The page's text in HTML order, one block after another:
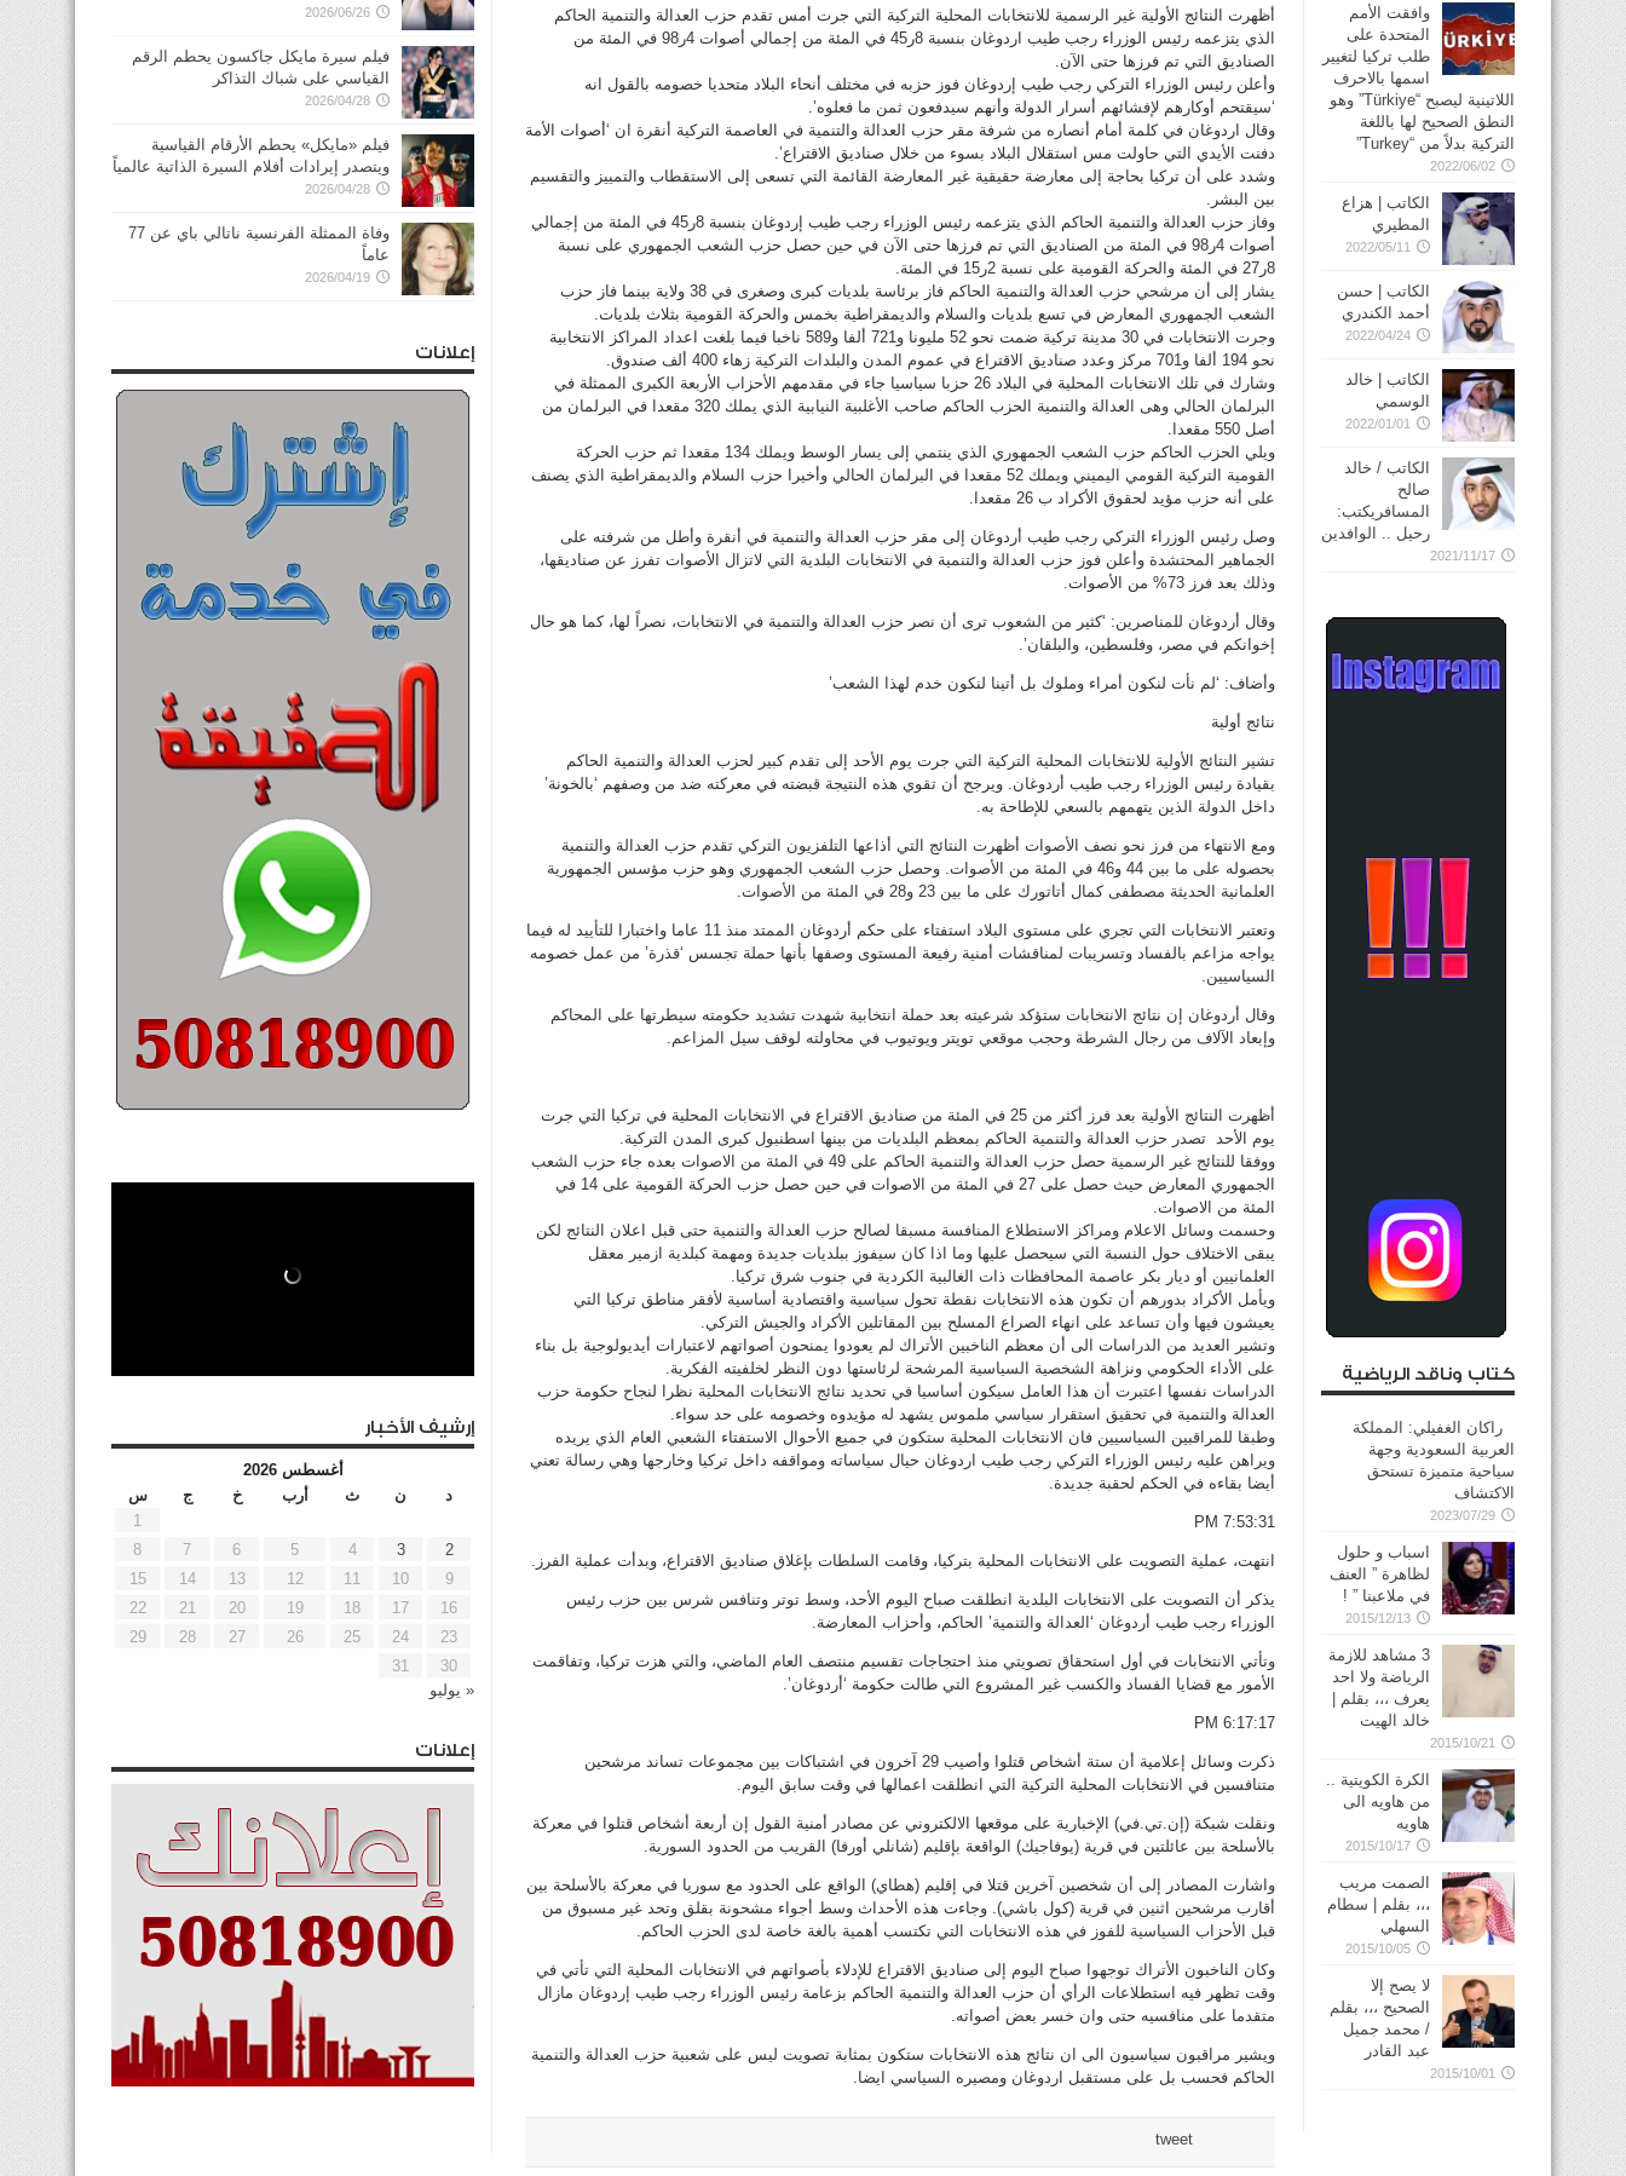
أظهرت النتائج الأولية غير الرسمية للانتخابات المحلية التركية التي جرت أمس تقدم حزب العدالة والتنمية الحاكم
الذي يتزعمه رئيس الوزراء رجب طيب اردوغان بنسبة 8ر45 في المئة من إجمالي أصوات 4ر98 في المئة من
الصناديق التي تم فرزها حتى الآن.
وأعلن رئيس الوزراء التركي رجب طيب إردوغان فوز حزبه في مختلف أنحاء البلاد متحديا خصومه بالقول انه
‘سيقتحم أوكارهم لإفشائهم أسرار الدولة وأنهم سيدفعون ثمن ما فعلوه’.
وقال اردوغان في كلمة أمام أنصاره من شرفة مقر حزب العدالة والتنمية في العاصمة التركية أنقرة ان ‘أصوات الأمة
دفنت الأيدي التي حاولت مس استقلال البلاد بسوء من خلال صناديق الاقتراع’.
وشدد على أن تركيا بحاجة إلى معارضة حقيقية غير المعارضة القائمة التي تسعى إلى الاستقطاب والتمييز والتقسيم
بين البشر.
وفاز حزب العدالة والتنمية الحاكم الذي يتزعمه رئيس الوزراء رجب طيب إردوغان بنسبة 8ر45 في المئة من إجمالي
أصوات 4ر98 في المئة من الصناديق التي تم فرزها حتى الآن في حين حصل حزب الشعب الجمهوري على نسبة
8ر27 في المئة والحركة القومية على نسبة 2ر15 في المئة.
يشار إلى أن مرشحي حزب العدالة والتنمية الحاكم فاز برئاسة بلديات كبرى وصغرى في 38 ولاية بينما فاز حزب
الشعب الجمهوري المعارض في تسع بلديات والسلام والديمقراطية بخمس والحركة القومية بثلاث بلديات.
وجرت الانتخابات في 30 مدينة تركية ضمت نحو 52 مليونا و721 ألفا و589 ناخبا فيما بلغت اعداد المراكز الانتخابية
نحو 194 ألفا و701 مركز وعدد صناديق الاقتراع في عموم المدن والبلدات التركية زهاء 400 ألف صندوق.
وشارك في تلك الانتخابات المحلية في البلاد 26 حزبا سياسيا جاء في مقدمهم الأحزاب الأربعة الكبرى الممثلة في
البرلمان الحالي وهى العدالة والتنمية الحزب الحاكم صاحب الأغلبية النيابية الذي يملك 320 مقعدا في البرلمان من
أصل 550 مقعدا.
ويلي الحزب الحاكم حزب الشعب الجمهوري الذي ينتمي إلى يسار الوسط ويملك 134 مقعدا ثم حزب الحركة
القومية التركية القومي اليميني ويملك 52 مقعدا في البرلمان الحالي وأخيرا حزب السلام والديمقراطية الذي يصنف
على أنه حزب مؤيد لحقوق الأكراد ب 26 مقعدا.
وصل رئيس الوزراء التركي رجب طيب أردوغان إلى مقر حزب العدالة والتنمية في أنقرة وأطل من شرفته على
الجماهير المحتشدة وأعلن فوز حزب العدالة والتنمية في الانتخابات البلدية التي لاتزال الأصوات تفرز عن صناديقها،
وذلك بعد فرز 73% من الأصوات.
وقال أردوغان للمناصرين: ‘كثير من الشعوب ترى أن نصر حزب العدالة والتنمية في الانتخابات، نصراً لها، كما هو حال
إخوانكم في مصر، وفلسطين، والبلقان’.
وأضاف: ‘لم نأت لنكون أمراء وملوك بل أتينا لنكون خدم لهذا الشعب’
نتائج أولية
تشير النتائج الأولية للانتخابات المحلية التركية التي جرت يوم الأحد إلى تقدم كبير لحزب العدالة والتنمية الحاكم
بقيادة رئيس الوزراء رجب طيب أردوغان. ويرجح أن تقوي هذه النتيجة قبضته في معركته ضد من وصفهم ‘بالخونة’
داخل الدولة الذين يتهمهم بالسعي للإطاحة به.
ومع الانتهاء من فرز نحو نصف الأصوات أظهرت النتائج التي أذاعها التلفزيون التركي تقدم حزب العدالة والتنمية
بحصوله على ما بين 44 و46 في المئة من الأصوات. وحصل حزب الشعب الجمهوري وهو حزب مؤسس الجمهورية
العلمانية الحديثة مصطفى كمال أتاتورك على ما بين 23 و28 في المئة من الأصوات.
وتعتبر الانتخابات التي تجري على مستوى البلاد استفتاء على حكم أردوغان الممتد منذ 11 عاما واختبارا للتأييد له فيما
يواجه مزاعم بالفساد وتسريبات لمناقشات أمنية رفيعة المستوى وصفها بأنها حملة تجسس ‘قذرة’ من عمل خصومه
السياسيين.
وقال أردوغان إن نتائج الانتخابات ستؤكد شرعيته بعد حملة انتخابية شهدت تشديد حكومته سيطرتها على المحاكم
وإبعاد الآلاف من رجال الشرطة وحجب موقعي تويتر ويوتيوب في محاولته لوقف سيل المزاعم.
أظهرت النتائج الأولية بعد فرز أكثر من 25 في المئة من صناديق الاقتراع في الانتخابات المحلية في تركيا التي جرت
يوم الأحد تصدر حزب العدالة والتنمية الحاكم بمعظم البلديات من بينها اسطنبول كبرى المدن التركية.
ووفقا للنتائج غير الرسمية حصل حزب العدالة والتنمية الحاكم على 49 في المئة من الاصوات بعده جاء حزب الشعب
الجمهوري المعارض حيث حصل على 27 في المئة من الاصوات في حين حصل حزب الحركة القومية على 14 في
المئة من الاصوات.
وحسمت وسائل الاعلام ومراكز الاستطلاع المنافسة مسبقا لصالح حزب العدالة والتنمية حتى قبل اعلان النتائج لكن
يبقى الاختلاف حول النسبة التي سيحصل عليها وما اذا كان سيفوز ببلديات جديدة ومهمة كبلدية ازمير معقل
العلمانيين أو ديار بكر عاصمة المحافظات ذات الغالبية الكردية في جنوب شرق تركيا.
ويأمل الأكراد بدورهم أن تكون هذه الانتخابات نقطة تحول سياسية واقتصادية أساسية لأفقر مناطق تركيا التي
يعيشون فيها وأن تساعد على انهاء الصراع المسلح بين المقاتلين الأكراد والجيش التركي.
وتشير العديد من الدراسات الى أن معظم الناخبين الأتراك لم يعودوا يمنحون أصواتهم لاعتبارات أيديولوجية بل بناء
على الأداء الحكومي ونزاهة الشخصية السياسية المرشحة لرئاستها دون النظر لخلفيته الفكرية.
الدراسات نفسها اعتبرت أن هذا العامل سيكون أساسيا في تحديد نتائج الانتخابات المحلية نظرا لنجاح حكومة حزب
العدالة والتنمية في تحقيق استقرار سياسي ملموس يشهد له مؤيدوه وخصومه على حد سواء.
وطبقا للمراقبين السياسيين فان الانتخابات المحلية ستكون في جميع الأحوال الاستفتاء الشعبي العام الذي يريده
ويراهن عليه رئيس الوزراء التركي رجب طيب اردوغان حيال سياساته ومواقفه داخل تركيا وخارجها وهي رسالة تعني
أيضا بقاءه في الحكم لحقبة جديدة.
7:53:31 PM
انتهت، عملية التصويت على الانتخابات المحلية بتركيا، وقامت السلطات بإغلاق صناديق الاقتراع، وبدأت عملية الفرز.
يذكر أن التصويت على الانتخابات البلدية انطلقت صباح اليوم الأحد، وسط توتر وتنافس شرس بين حزب رئيس
الوزراء رجب طيب أردوغان ‘العدالة والتنمية’ الحاكم، وأحزاب المعارضة.
وتأتي الانتخابات في أول استحقاق تصويتي منذ احتجاجات تقسيم منتصف العام الماضي، والتي هزت تركيا، وتفاقمت
الأمور مع قضايا الفساد والكسب غير المشروع التي طالت حكومة ‘أردوغان’.
6:17:17 PM
ذكرت وسائل إعلامية أن ستة أشخاص قتلوا وأصيب 29 آخرون في اشتباكات بين مجموعات تساند مرشحين
متنافسين في الانتخابات المحلية التركية التي انطلقت اعمالها في وقت سابق اليوم.
ونقلت شبكة (إن.تي.في) الإخبارية على موقعها الالكتروني عن مصادر أمنية القول إن أربعة أشخاص قتلوا في معركة
بالأسلحة بين عائلتين في قرية (يوفاجيك) الواقعة بإقليم (شانلي أورفا) القريب من الحدود السورية.
واشارت المصادر إلى أن شخصين آخرين قتلا في إقليم (هطاي) الواقع على الحدود مع سوريا في معركة بالأسلحة بين
أقارب مرشحين اثنين في قرية (كول باشي). وجاءت هذه الأحداث وسط أجواء مشحونة بقلق وتحد غير مسبوق من
قبل الأحزاب السياسية للفوز في هذه الانتخابات التي تكتسب أهمية بالغة خاصة لدى الحزب الحاكم.
وكان الناخبون الأتراك توجهوا صباح اليوم إلى صناديق الاقتراع للإدلاء بأصواتهم في الانتخابات المحلية التي تأتي في
وقت تظهر فيه استطلاعات الرأي أن حزب العدالة والتنمية الحاكم بزعامة رئيس الوزراء رجب طيب إردوغان مازال
متقدما على منافسيه حتى وان خسر بعض أصواته.
ويشير مراقبون سياسيون الى ان نتائج هذه الانتخابات ستكون بمثابة تصويت ليس على شعبية حزب العدالة والتنمية
الحاكم فحسب بل على مستقبل اردوغان ومصيره السياسي ايضا.
tweet
وافقت الأمم
المتحدة على
طلب تركيا لتغيير
اسمها بالاحرف
اللاتينية ليصبح “Türkiye” وهو
النطق الصحيح لها باللغة
التركية بدلاً من “Turkey”
2022/06/02
الكاتب | هزاع
المطيري
2022/05/11
الكاتب | حسن
أحمد الكندري
2022/04/24
الكاتب | خالد
الوسمي
2022/01/01
الكاتب / خالد
صالح
المسافريكتب:
رحيل .. الوافدين
2021/11/17
كتاب وناقد الرياضية
راكان الغفيلي: المملكة
العربية السعودية وجهة
سياحية متميزة تستحق
الاكتشاف
2023/07/29
اسباب و حلول
لظاهرة ” العنف
في ملاعبنا ” !
2015/12/13
3 مشاهد للازمة
الرياضة ولا احد
يعرف ،،، بقلم |
خالد الهيت
2015/10/21
الكرة الكويتية ..
من هاويه الى
هاويه
2015/10/17
الصمت مريب
،،، بقلم | سطام
السهلي
2015/10/05
لا يصح إلا
الصحيح ،،، بقلم
/ محمد جميل
عبد القادر
2015/10/01
2026/06/26
فيلم سيرة مايكل جاكسون يحطم الرقم
القياسي على شباك التذاكر
2026/04/28
فيلم «مايكل» يحطم الأرقام القياسية
ويتصدر إيرادات أفلام السيرة الذاتية عالمياً
2026/04/28
وفاة الممثلة الفرنسية ناتالي باي عن 77
عاماً
2026/04/19
إعلانات
إرشيف الأخبار
أغسطس 2026
د
ن ث أرب خ ج
س
1
2
3
4
5
6
7
8
9
10
11
12
13
14
15
16
17
18
19
20
21
22
23
24
25
26
27
28
29
30
31
« يوليو
إعلانات